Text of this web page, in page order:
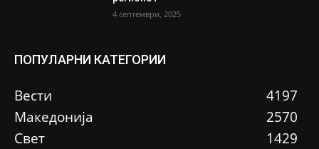
4 септември, 2025
ПОПУЛАРНИ КАТЕГОРИИ
Вести
4197
Македонија
2570
Свет
1429